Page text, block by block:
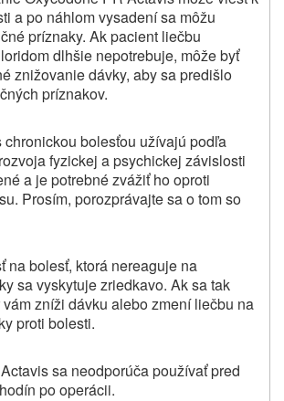
a po náhlom vysadení sa môžu
príznaky. Ak pacient liečbu
dlhšie nepotrebuje, môže byť
znižovanie dávky, aby sa predišlo
príznakov.
chronickou bolesťou užívajú podľa
fyzickej a psychickej závislosti
a je potrebné zvážiť ho oproti
Prosím, porozprávajte sa o tom so
na bolesť, ktorá nereaguje na
sa vyskytuje zriedkavo. Ak sa tak
zníži dávku alebo zmení liečbu na
proti bolesti.
sa neodporúča používať pred
po operácii.